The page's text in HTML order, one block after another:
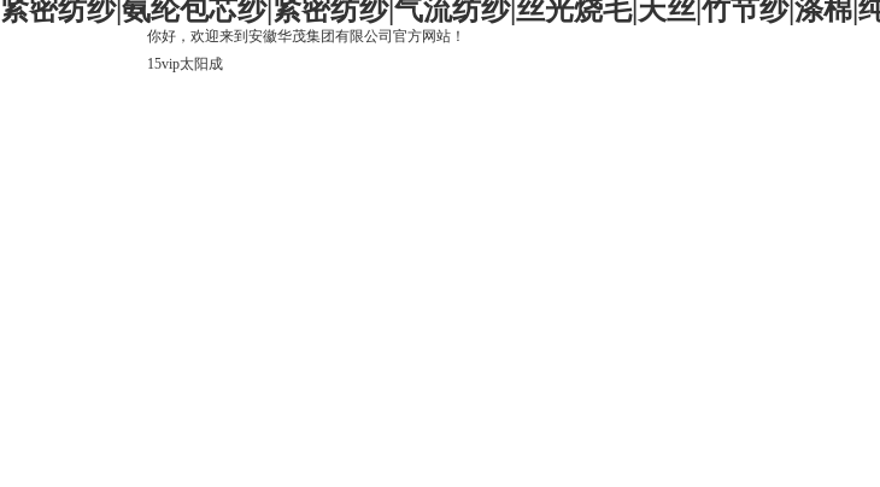
紧密纺纱|氨纶包芯纱|紧密纺纱|气流纺纱|丝光烧毛|天丝|竹节纱|涤棉|
你好，欢迎来到安徽华茂集团有限公司官方网站！
15vip太阳成